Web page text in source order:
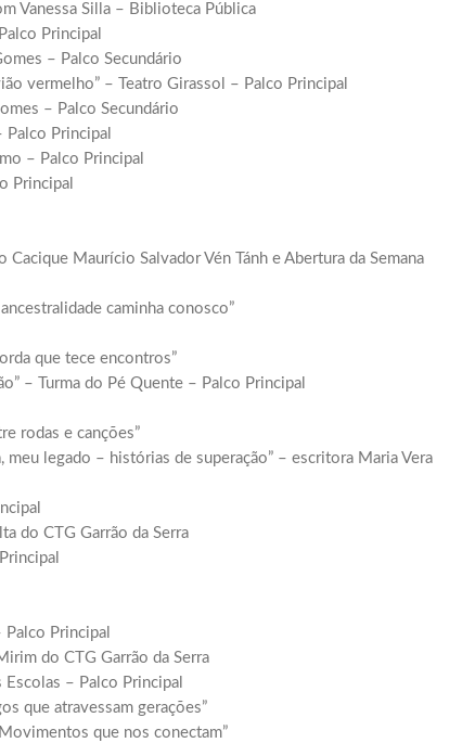
Vanessa Silla – Biblioteca Pública
Principal
– Palco Secundário
vermelho” – Teatro Girassol – Palco Principal
– Palco Secundário
Principal
– Palco Principal
Principal
Maurício Salvador Vén Tánh e Abertura da Semana
caminha conosco”
que tece encontros”
– Turma do Pé Quente – Palco Principal
rodas e canções”
legado – histórias de superação” – escritora Maria Vera
do CTG Garrão da Serra
Principal
do CTG Garrão da Serra
– Palco Principal
que atravessam gerações”
que nos conectam”